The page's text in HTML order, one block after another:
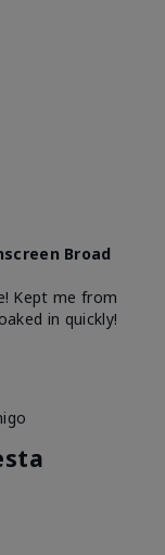
Broad
Kept me from
in quickly!